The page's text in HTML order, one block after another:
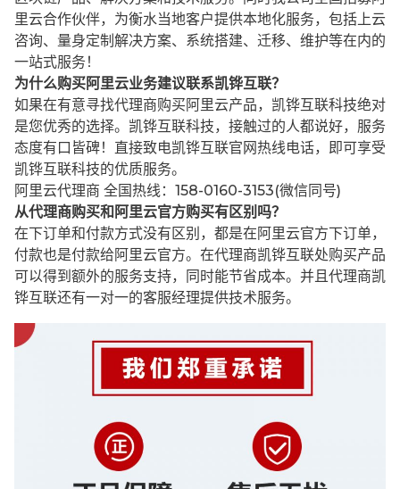
里云合作伙伴，为衡水当地客户提供本地化服务，包括上云
咨询、量身定制解决方案、系统搭建、迁移、维护等在内的
一站式服务！
为什么购买阿里云业务建议联系凯铧互联？
如果在有意寻找代理商购买阿里云产品，凯铧互联科技绝对
是您优秀的选择。凯铧互联科技，接触过的人都说好，服务
态度有口皆碑！直接致电凯铧互联官网热线电话，即可享受
凯铧互联科技的优质服务。
阿里云代理商 全国热线：158-0160-3153(微信同号)
从代理商购买和阿里云官方购买有区别吗？
在下订单和付款方式没有区别，都是在阿里云官方下订单，
付款也是付款给阿里云官方。在代理商凯铧互联处购买产品
可以得到额外的服务支持，同时能节省成本。并且代理商凯
铧互联还有一对一的客服经理提供技术服务。